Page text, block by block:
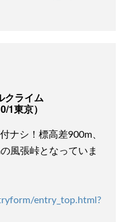
クライム
1東京）
ナシ！標高差900m、
風張峠となっていま
entry_top.html?